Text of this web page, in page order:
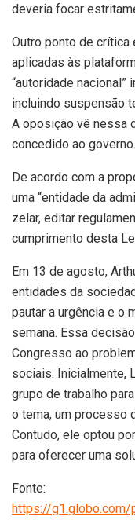
deveria focar
Outro ponto de
aplicadas às
“autoridade
incluindo suspensão
A oposição vê nessa
concedido ao governo.
De acordo com a
uma “entidade da
zelar, editar
cumprimento desta
Em 13 de agosto,
entidades da
pautar a urgência e o
semana. Essa
Congresso ao
sociais. Inicialmente,
grupo de trabalho
o tema, um processo
Contudo, ele optou
para oferecer uma
Fonte:
https://